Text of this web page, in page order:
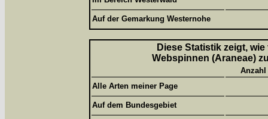
Auf der Gemarkung Westernohe
Diese Statistik zeigt,
Webspinnen (Araneae)
Alle Arten meiner Page
Auf dem Bundesgebiet